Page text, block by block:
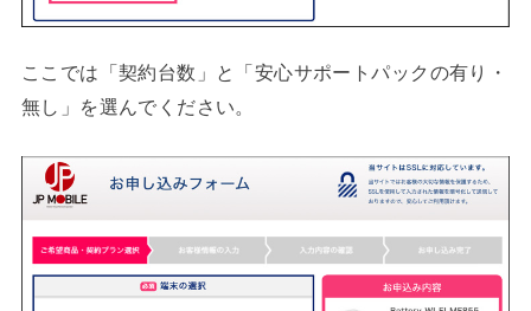
ここでは「契約台数」と「安心サポートパックの有り・
無し」を選んでください。